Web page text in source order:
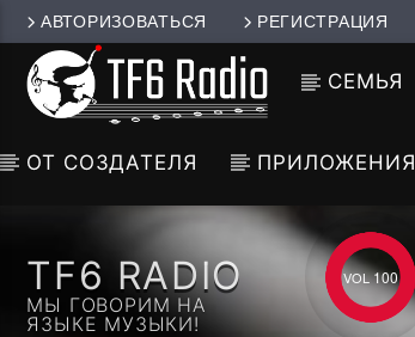
АВТОРИЗОВАТЬСЯ РЕГИСТРАЦИЯ
СЕМЬЯ
ОТ СОЗДАТЕЛЯ ПРИЛОЖЕНИЯ
TF6 RADIO
МЫ ГОВОРИМ НА
ЯЗЫКЕ МУЗЫКИ!
100